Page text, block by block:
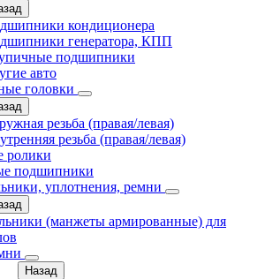
кондиционера
генератора, КПП
подшипники
авто
головки
резьба (правая/левая)
резьба (правая/левая)
ролики
подшипники
уплотнения, ремни
(манжеты армированные) для
Назад